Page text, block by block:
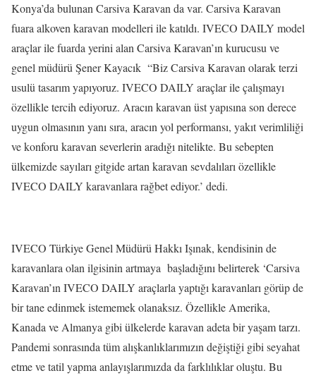
Konya’da bulunan Carsiva Karavan da var. Carsiva Karavan
fuara alkoven karavan modelleri ile katıldı. IVECO DAILY model
araçlar ile fuarda yerini alan Carsiva Karavan’ın kurucusu ve
genel müdürü Şener Kayacık “Biz Carsiva Karavan olarak terzi
usulü tasarım yapıyoruz. IVECO DAILY araçlar ile çalışmayı
özellikle tercih ediyoruz. Aracın karavan üst yapısına son derece
uygun olmasının yanı sıra, aracın yol performansı, yakıt verimliliği
ve konforu karavan severlerin aradığı nitelikte. Bu sebepten
ülkemizde sayıları gitgide artan karavan sevdalıları özellikle
IVECO DAILY karavanlara rağbet ediyor.’ dedi.
IVECO Türkiye Genel Müdürü Hakkı Işınak, kendisinin de
karavanlara olan ilgisinin artmaya başladığını belirterek ‘Carsiva
Karavan’ın IVECO DAILY araçlarla yaptığı karavanları görüp de
bir tane edinmek istememek olanaksız. Özellikle Amerika,
Kanada ve Almanya gibi ülkelerde karavan adeta bir yaşam tarzı.
Pandemi sonrasında tüm alışkanlıklarımızın değiştiği gibi seyahat
etme ve tatil yapma anlayışlarımızda da farklılıklar oluştu. Bu